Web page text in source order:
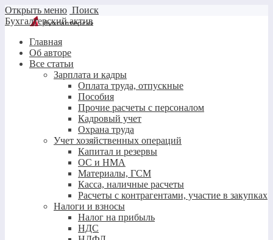
Открыть меню Поиск
Бухгалтерский актив
Главная
Об авторе
Все статьи
Зарплата и кадры
Оплата труда, отпускные
Пособия
Прочие расчеты с персоналом
Кадровый учет
Охрана труда
Учет хозяйственных операций
Капитал и резервы
ОС и НМА
Материалы, ГСМ
Касса, наличные расчеты
Расчеты с контрагентами, участие в закупках
Налоги и взносы
Налог на прибыль
НДС